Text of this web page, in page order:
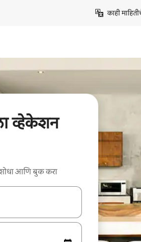
काही
व्हेकेशन
शोधा आणि बुक करा
वरच्या आणि खाली बाणांच्या किजसह नेव्हिगेट करा